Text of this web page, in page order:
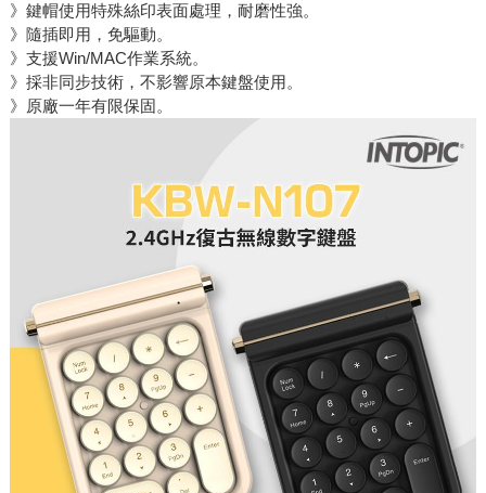
》鍵帽使用特殊絲印表面處理，耐磨性強。
》隨插即用，免驅動。
》支援Win/MAC作業系統。
》採非同步技術，不影響原本鍵盤使用。
》原廠一年有限保固。